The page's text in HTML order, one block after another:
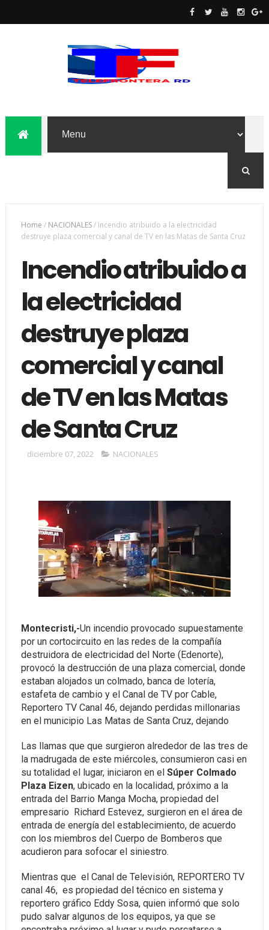
Home / NACIONALES/ Incendio atribuido a la electricidad
destruye plaza comercial y canal de TV en las Matas de Santa Cruz
Incendio atribuido a
la electricidad
destruye plaza
comercial y canal
de TV en las Matas
de Santa Cruz
diciembre 07, 2022 NACIONALES
Montecristi,-Un incendio provocado supuestamente
por un cortocircuito en las redes de la compañía
destruidora de electricidad del Norte (Edenorte),
provocó la destrucción de una plaza comercial, donde
estaban alojados un colmado, banca de lotería,
estafeta de cambio y el Canal de TV por Cable,
Reportero TV Canal 46, dejando perdidas millonarias
en el municipio Las Matas de Santa Cruz, dejando
Las llamas que que surgieron alrededor de las tres de
la madrugada de este miércoles, consumieron casi en
su totalidad el lugar, iniciaron en el Súper Colmado
Plaza Eizen, ubicado en la localidad, próximo a la
entrada del Barrio Manga Mocha, propiedad del
empresario Richard Estevez, surgieron en el área de
entrada de energía del establecimiento, de acuerdo
con los miembros del Cuerpo de Bomberos que
acudieron para sofocar el siniestro.
Mientras que el Canal de Televisión, REPORTERO TV
canal 46, es propiedad del técnico en sistema y
reportero gráfico Eddy Sosa, quien informó que solo
pudo salvar algunos de los equipos, ya que se